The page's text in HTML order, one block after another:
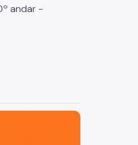
andar -